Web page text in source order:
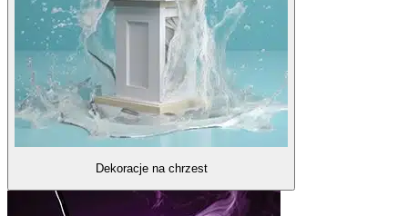
Dekoracje na chrzest